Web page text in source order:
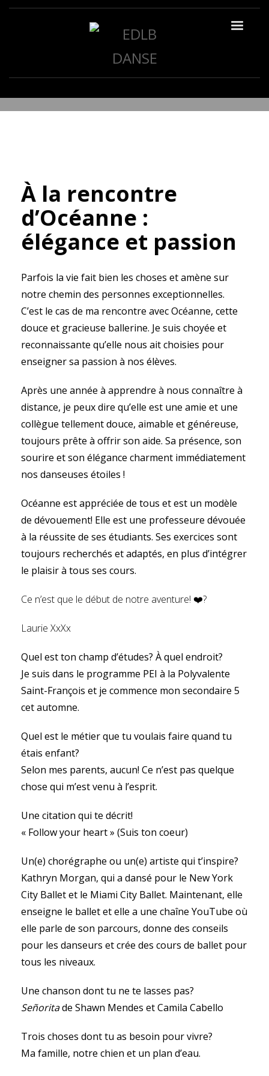
À la rencontre
d’Océanne :
élégance et passion
Parfois la vie fait bien les choses et amène sur
notre chemin des personnes exceptionnelles.
C’est le cas de ma rencontre avec Océanne, cette
douce et gracieuse ballerine. Je suis choyée et
reconnaissante qu’elle nous ait choisies pour
enseigner sa passion à nos élèves.
Après une année à apprendre à nous connaître à
distance, je peux dire qu’elle est une amie et une
collègue tellement douce, aimable et généreuse,
toujours prête à offrir son aide. Sa présence, son
sourire et son élégance charment immédiatement
nos danseuses étoiles !
Océanne est appréciée de tous et est un modèle
de dévouement! Elle est une professeure dévouée
à la réussite de ses étudiants. Ses exercices sont
toujours recherchés et adaptés, en plus d’intégrer
le plaisir à tous ses cours.
Ce n’est que le début de notre aventure! ❤️?
Laurie XxXx
Quel est ton champ d’études? À quel endroit?
Je suis dans le programme PEI à la Polyvalente
Saint-François et je commence mon secondaire 5
cet automne.
Quel est le métier que tu voulais faire quand tu
étais enfant?
Selon mes parents, aucun! Ce n’est pas quelque
chose qui m’est venu à l’esprit.
Une citation qui te décrit!
« Follow your heart » (Suis ton coeur)
Un(e) chorégraphe ou un(e) artiste qui t’inspire?
Kathryn Morgan, qui a dansé pour le New York
City Ballet et le Miami City Ballet. Maintenant, elle
enseigne le ballet et elle a une chaîne YouTube où
elle parle de son parcours, donne des conseils
pour les danseurs et crée des cours de ballet pour
tous les niveaux.
Une chanson dont tu ne te lasses pas?
Señoritade Shawn Mendes et Camila Cabello
Trois choses dont tu as besoin pour vivre?
Ma famille, notre chien et un plan d’eau.